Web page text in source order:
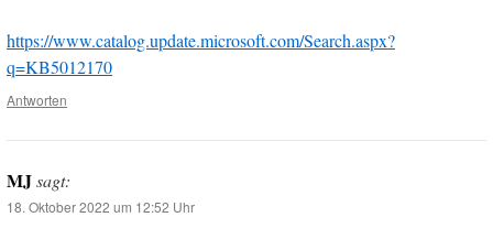
https://www.catalog.update.microsoft.com/Search.aspx?
q=KB5012170
Antworten
MJsagt:
18. Oktober 2022 um 12:52 Uhr